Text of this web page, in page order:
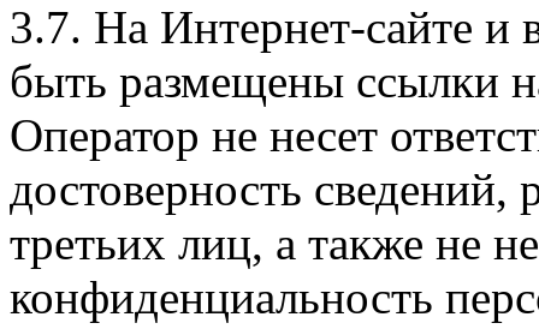
3.7. На Интернет-сайте
быть размещены ссылки
Оператор не несет
достоверность
третьих лиц, а также не
конфиденциальность